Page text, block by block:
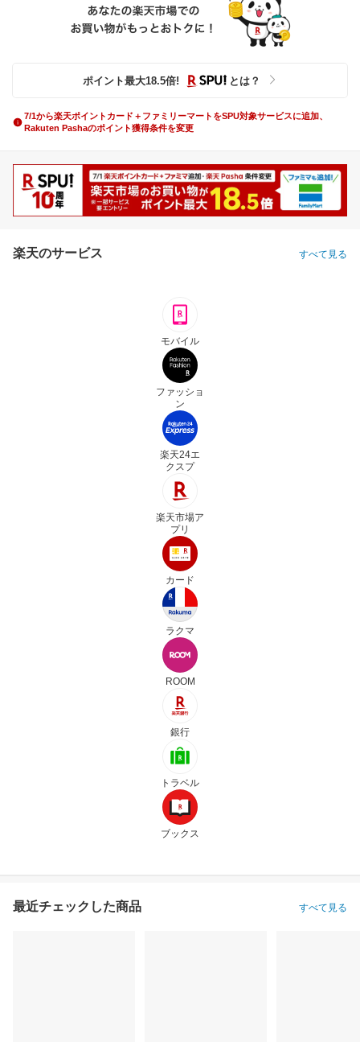
ポイント最大18.5倍! とは？
7/1から楽天ポイントカード＋ファミリーマートをSPU対象サービスに追加、
Rakuten Pashaのポイント獲得条件を変更
楽天のサービス すべて見る
モバイル
ファッショ
ン
楽天24エ
クスプ
楽天市場ア
プリ
カード
ラクマ
ROOM
銀行
トラベル
ブックス
最近チェックした商品 すべて見る